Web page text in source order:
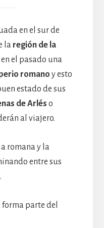
en el sur de
la región de la
el pasado una
romano y esto
estado de sus
de Arlés o
al viajero.
romana y la
entre sus
parte del